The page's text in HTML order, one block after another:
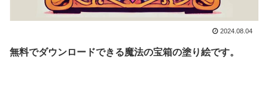
2024.08.04
無料でダウンロードできる魔法の宝箱の塗り絵です。